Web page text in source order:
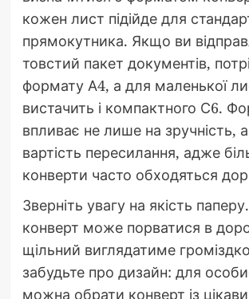
кожен лист підійде для
прямокутника. Якщо ви
товстий пакет документів,
формату А4, а для маленької
вистачить і компактного С6.
впливає не лише на зручність,
вартість пересилання, адже
конверти часто обходяться
Зверніть увагу на якість
конверт може порватися в
щільний виглядатиме
забудьте про дизайн: для
можна обрати конверт із